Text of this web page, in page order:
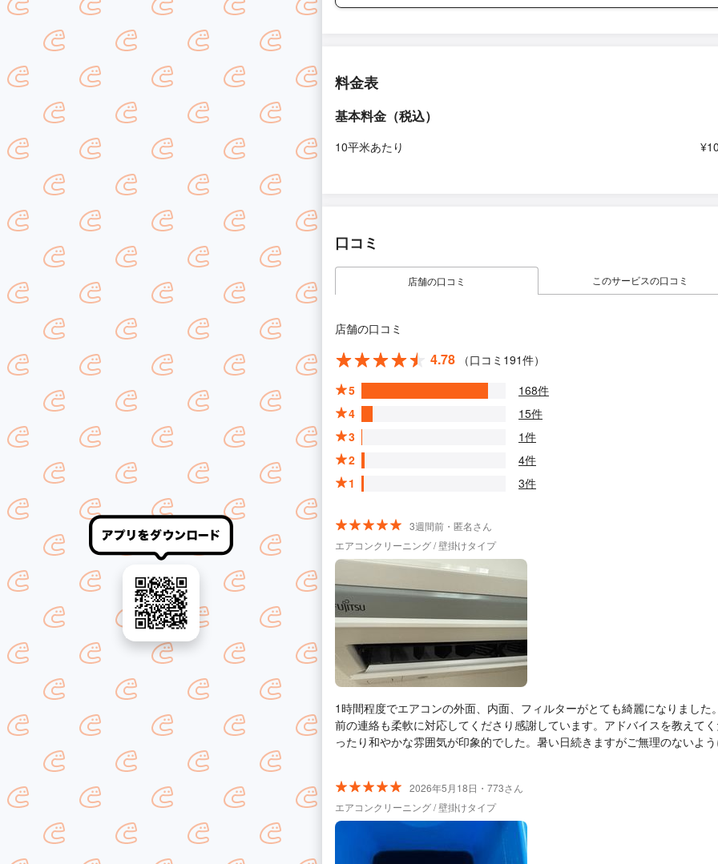
料金表
基本料金（税込）
10平米あたり
口コミ
店舗の口コミ このサービスの口コミ
店舗の口コミ
4.78
（口コミ191件）
5
168件
4
15件
3
1件
2
4件
1
3件
3週間前・匿名さん
エアコンクリーニング / 壁掛けタイプ
1時間程度でエアコンの外面、内面、フィルターがとても綺麗になりました
前の連絡も柔軟に対応してくださり感謝しています。アドバイスを教えて
ったり和やかな雰囲気が印象的でした。暑い日続きますがご無理のないよ
2026年5月18日・773さん
エアコンクリーニング / 壁掛けタイプ